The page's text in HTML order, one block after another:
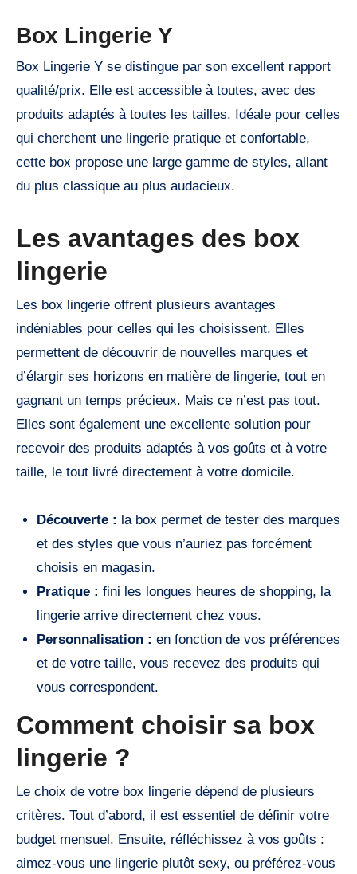
Box Lingerie Y
Box Lingerie Y se distingue par son excellent rapport
qualité/prix. Elle est accessible à toutes, avec des
produits adaptés à toutes les tailles. Idéale pour celles
qui cherchent une lingerie pratique et confortable,
cette box propose une large gamme de styles, allant
du plus classique au plus audacieux.
Les avantages des box
lingerie
Les box lingerie offrent plusieurs avantages
indéniables pour celles qui les choisissent. Elles
permettent de découvrir de nouvelles marques et
d’élargir ses horizons en matière de lingerie, tout en
gagnant un temps précieux. Mais ce n’est pas tout.
Elles sont également une excellente solution pour
recevoir des produits adaptés à vos goûts et à votre
taille, le tout livré directement à votre domicile.
Découverte : la box permet de tester des marques
et des styles que vous n’auriez pas forcément
choisis en magasin.
Pratique : fini les longues heures de shopping, la
lingerie arrive directement chez vous.
Personnalisation : en fonction de vos préférences
et de votre taille, vous recevez des produits qui
vous correspondent.
Comment choisir sa box
lingerie ?
Le choix de votre box lingerie dépend de plusieurs
critères. Tout d’abord, il est essentiel de définir votre
budget mensuel. Ensuite, réfléchissez à vos goûts :
aimez-vous une lingerie plutôt sexy, ou préférez-vous